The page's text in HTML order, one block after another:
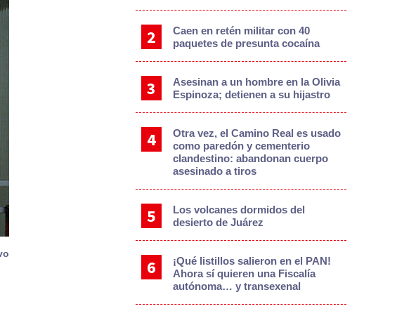
Caen en retén militar con 40
paquetes de presunta cocaína
Asesinan a un hombre en la Olivia
Espinoza; detienen a su hijastro
Otra vez, el Camino Real es usado
como paredón y cementerio
clandestino: abandonan cuerpo
asesinado a tiros
Los volcanes dormidos del
desierto de Juárez
¡Qué listillos salieron en el PAN!
Ahora sí quieren una Fiscalía
autónoma… y transexenal